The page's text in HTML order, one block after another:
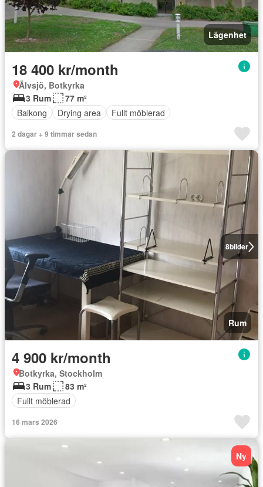
Lägenhet
18 400 kr/month
Älvsjö, Botkyrka
3 Rum
77 m²
Balkong
Drying area Fullt möblerad
2 dagar + 9 timmar sedan
8bilder
Rum
4 900 kr/month
Botkyrka, Stockholm
3 Rum
83 m²
Fullt möblerad
16 mars 2026
Ny